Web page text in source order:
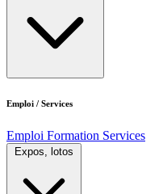
Emploi / Services
Emploi Formation Services
Expos, lotos